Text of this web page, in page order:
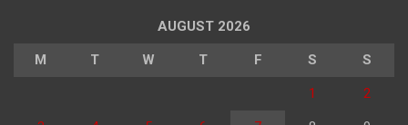
AUGUST 2026
M T W T F S S
1 2